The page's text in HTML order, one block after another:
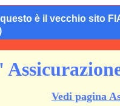
questo è il vecchio sito
Vedi pagina